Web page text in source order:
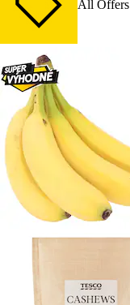
All Offers